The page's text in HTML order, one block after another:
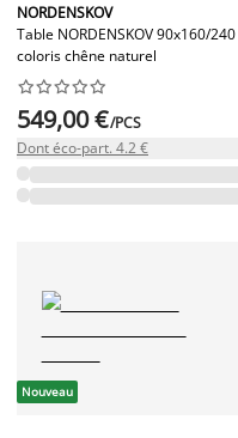
NORDENSKOV
Table NORDENSKOV 90x160/240
coloris chêne naturel






549,00 €/PCS
Dont éco-part. 4.2 €
Nouveau